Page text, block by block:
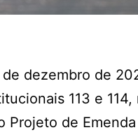
dezembro de
113 e
Projeto de